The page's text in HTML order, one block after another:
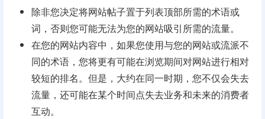
除非您决定将网站帖子置于列表顶部所需的术语或
词，否则您可能无法为您的网站吸引所需的流量。
在您的网站内容中，如果您使用与您的网站或流派不
同的术语，您将更有可能在浏览期间对网站进行相对
较短的排名。但是，大约在同一时期，您不仅会失去
流量，还可能在某个时间点失去业务和未来的消费者
互动。